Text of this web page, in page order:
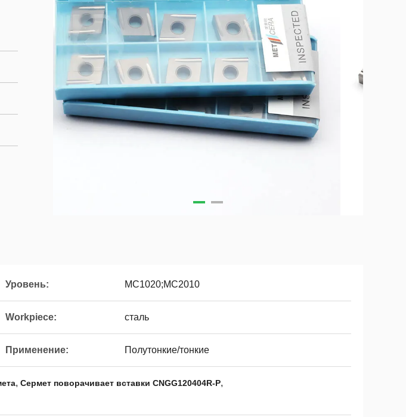
Уровень: MC1020;MC2010
Workpiece: сталь
Применение: Полутонкие/тонкие
, Сермет поворачивает вставки CNGG120404R-P,